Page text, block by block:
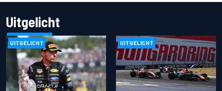
Uitgelicht
UITGELICHT UITGELICHT